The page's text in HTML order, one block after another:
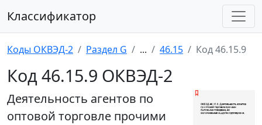
Классификатор
Коды ОКВЭД-2 Раздел G ... 46.15 Код 46.15.9
Код 46.15.9 ОКВЭД-2
Деятельность агентов по
оптовой торговле прочими